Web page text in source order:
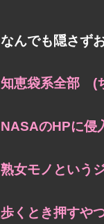
なんでも隠さず
知恵袋系全部 (
NASAのHPに
熟女モノという
歩くとき押すや